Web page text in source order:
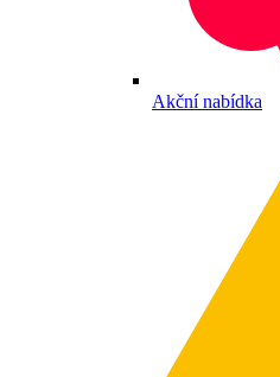
Akční nabídka